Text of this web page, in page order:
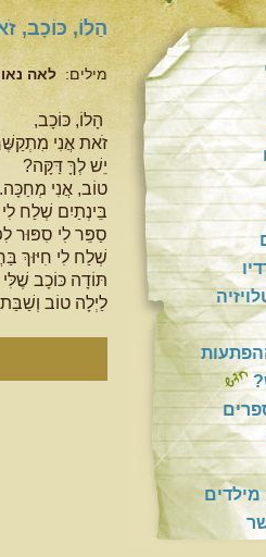
הַלוֹ, כּוֹכָב,
מילים: לאה
הָלוֹ, כּוֹכָב,
זֹאת אֲנִי
יֵשׁ לְךָּ דַּקָּה?
טוֹב, אֲנִי
בֵּינְתַיִם שְׁלַח
סַפֵּר לִי סִפּוּר
שְׁלַח לִי חִיּוּךְ
תּוֹדָה כּוֹכָב שֶׁלִּי
לַיְלָה טוֹב